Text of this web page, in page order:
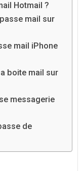
Hotmail ?
mail sur
mail iPhone
boite mail sur
messagerie
de